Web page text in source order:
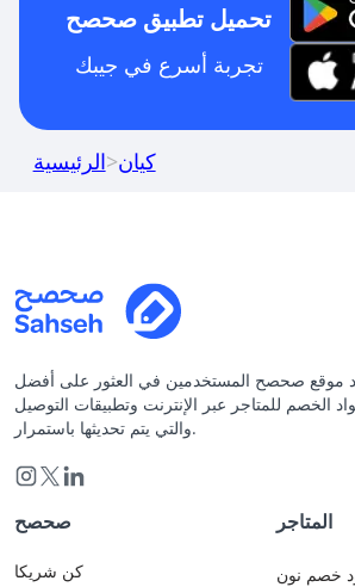
تحميل تطبيق صحصح
تجربة أسرع في جيبك
الرئيسية>كيان
موقع صحصح المستخدمين في العثور على أفضل
الخصم للمتاجر عبر الإنترنت وتطبيقات التوصيل
والتي يتم تحديثها باستمرار.
صحصح
كن شريكا
المتاجر
خصم نون